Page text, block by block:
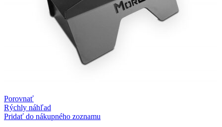
Porovnať
Rýchly náhľad
Pridať do nákupného zoznamu